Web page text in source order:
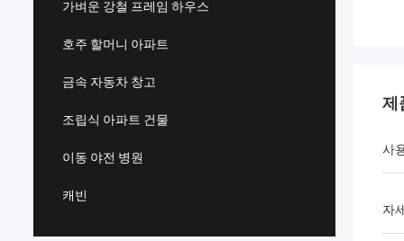
가벼운 강철 프레임 하우스
호주 할머니 아파트
금속 자동차 창고
조립식 아파트 건물
이동 야전 병원
캐빈
제
사
자